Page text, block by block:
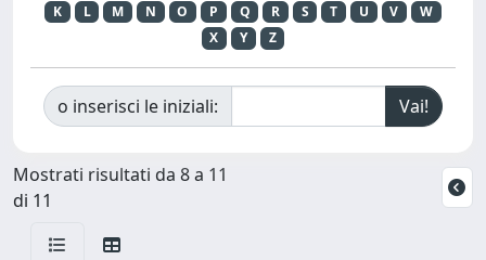
K
L M N O P Q R S T U V
W
X
Y Z
o inserisci le iniziali:
Mostrati risultati da 8 a 11
di 11